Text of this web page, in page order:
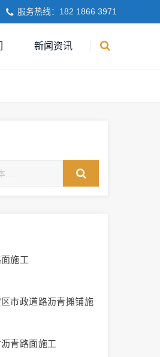
服务热线：182 1866 3971
新闻资讯
施工
市政道路沥青摊铺施
青路面施工